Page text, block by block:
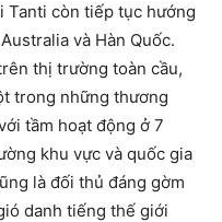
Tanti còn tiếp tục hướng
và Hàn Quốc.
thị trường toàn cầu,
trong những thương
tầm hoạt động ở 7
khu vực và quốc gia
là đối thủ đáng gờm
danh tiếng thế giới